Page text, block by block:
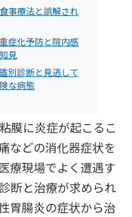
事療法と誤解され
症化予防と院内感
見
別診断と見逃して
な病態
膜に炎症が起こるこ
などの消化器症状を
療現場でよく遭遇す
断と治療が求められ
胃腸炎の症状から治